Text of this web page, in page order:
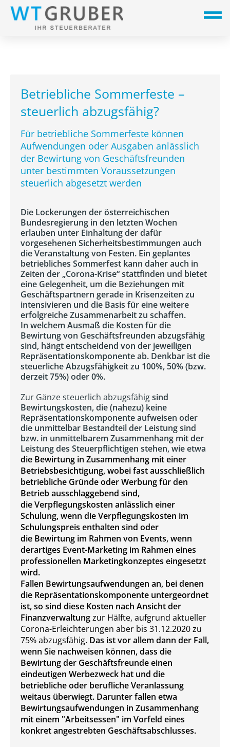
Betriebliche Sommerfeste –
steuerlich abzugsfähig?
Für betriebliche Sommerfeste können
Aufwendungen oder Ausgaben anlässlich
der Bewirtung von Geschäftsfreunden
unter bestimmten Voraussetzungen
steuerlich abgesetzt werden
Die Lockerungen der österreichischen
Bundesregierung in den letzten Wochen
erlauben unter Einhaltung der dafür
vorgesehenen Sicherheitsbestimmungen auch
die Veranstaltung von Festen. Ein geplantes
betriebliches Sommerfest kann daher auch in
Zeiten der „Corona-Krise“ stattfinden und bietet
eine Gelegenheit, um die Beziehungen mit
Geschäftspartnern gerade in Krisenzeiten zu
intensivieren und die Basis für eine weitere
erfolgreiche Zusammenarbeit zu schaffen.
In welchem Ausmaß die Kosten für die
Bewirtung von Geschäftsfreunden abzugsfähig
sind, hängt entscheidend von der jeweiligen
Repräsentationskomponente ab. Denkbar ist die
steuerliche Abzugsfähigkeit zu 100%, 50% (bzw.
derzeit 75%) oder 0%.
Zur Gänze steuerlich abzugsfähigsind
Bewirtungskosten, die (nahezu) keine
Repräsentationskomponente aufweisen oder
die unmittelbar Bestandteil der Leistung sind
bzw. in unmittelbarem Zusammenhang mit der
Leistung des Steuerpflichtigen stehen, wie etwa
die Bewirtung in Zusammenhang mit einer
Betriebsbesichtigung, wobei fast ausschließlich
betriebliche Gründe oder Werbung für den
Betrieb ausschlaggebend sind,
die Verpflegungskosten anlässlich einer
Schulung, wenn die Verpflegungskosten im
Schulungspreis enthalten sind oder
die Bewirtung im Rahmen von Events, wenn
derartiges Event-Marketing im Rahmen eines
professionellen Marketingkonzeptes eingesetzt
wird.
Fallen Bewirtungsaufwendungen an, bei denen
die Repräsentationskomponente untergeordnet
ist, so sind diese Kosten nach Ansicht der
Finanzverwaltungzur Hälfte, aufgrund aktueller
Corona-Erleichterungen aber bis 31.12.2020 zu
75% abzugsfähig. Das ist vor allem dann der Fall,
wenn Sie nachweisen können, dass die
Bewirtung der Geschäftsfreunde einen
eindeutigen Werbezweck hat und die
betriebliche oder berufliche Veranlassung
weitaus überwiegt. Darunter fallen etwa
Bewirtungsaufwendungen in Zusammenhang
mit einem "Arbeitsessen" im Vorfeld eines
konkret angestrebten Geschäftsabschlusses.